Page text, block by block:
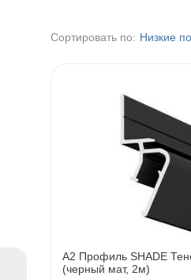
Сортировать по: Низкие
А2 Профиль SHADE
(черный мат, 2м)